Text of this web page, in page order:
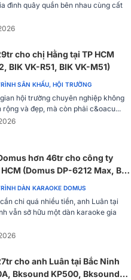
tối đa 900W và công suất đỉnh
sàng đáp ứng mọi nhu cầu
là âm trầm sâu lắng hay âm
trì được độ ổn định và chất
đình quây quần bên nhau cùng cất
cho chị Hằng tại TP HCM
BIK VK-R51, BIK VK-M51)
SÂN KHẤU, HỘI TRƯỜNG
hội trường chuyên nghiệp không
rộng và đẹp, mà còn phải c&oacu...
hơn 46tr cho công ty
(Domus DP-6212 Max, BIK
DÀN KARAOKE DOMUS
chi quá nhiều tiền, anh Luân tại
vẫn sở hữu một dàn karaoke gia
cho anh Luân tại Bắc Ninh
Bksound KP500, Bksound